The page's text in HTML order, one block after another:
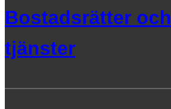
Bostadsrätter och
tjänster